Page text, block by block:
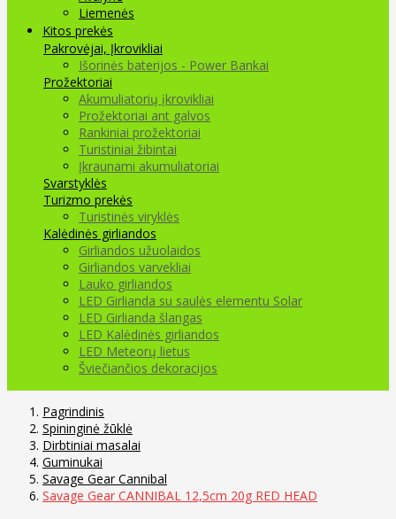
Liemenės
Kitos prekės
Pakrovėjai, Įkrovikliai
Išorinės baterijos - Power Bankai
Prožektoriai
Akumuliatorių įkrovikliai
Prožektoriai ant galvos
Rankiniai prožektoriai
Turistiniai žibintai
Įkraunami akumuliatoriai
Svarstyklės
Turizmo prekės
Turistinės viryklės
Kalėdinės girliandos
Girliandos užuolaidos
Girliandos varvekliai
Lauko girliandos
LED Girlianda su saulės elementu Solar
LED Girlianda šlangas
LED Kalėdinės girliandos
LED Meteorų lietus
Šviečiančios dekoracijos
Pagrindinis
Spininginė žūklė
Dirbtiniai masalai
Guminukai
Savage Gear Cannibal
Savage Gear CANNIBAL 12,5cm 20g RED HEAD